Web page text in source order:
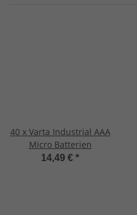
40 x Varta Industrial AAA
Micro Batterien
14,49 € *